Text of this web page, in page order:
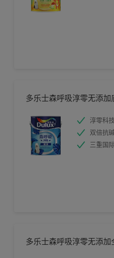
多乐士森呼吸淳零无添加
淳零科
双倍抗
三重国
多乐士森呼吸淳零无添加